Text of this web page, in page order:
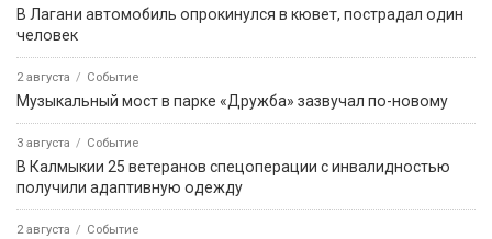
В Лагани автомобиль опрокинулся в кювет, пострадал один
человек
2 августа Событие
Музыкальный мост в парке «Дружба» зазвучал по-новому
3 августа Событие
В Калмыкии 25 ветеранов спецоперации с инвалидностью
получили адаптивную одежду
2 августа Событие